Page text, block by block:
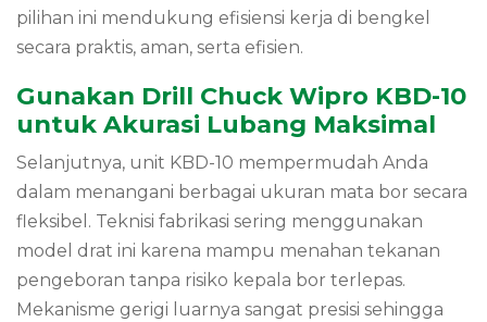
pilihan ini mendukung efisiensi kerja di bengkel
secara praktis, aman, serta efisien.
Gunakan Drill Chuck Wipro KBD-10
untuk Akurasi Lubang Maksimal
Selanjutnya, unit KBD-10 mempermudah Anda
dalam menangani berbagai ukuran mata bor secara
fleksibel. Teknisi fabrikasi sering menggunakan
model drat ini karena mampu menahan tekanan
pengeboran tanpa risiko kepala bor terlepas.
Mekanisme gerigi luarnya sangat presisi sehingga